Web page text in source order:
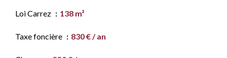
Loi Carrez 138 m²
Taxe foncière 830 € / an